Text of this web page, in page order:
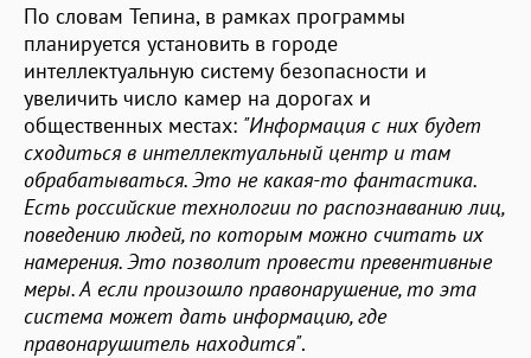
По словам Тепина, в рамках программы
планируется установить в городе
интеллектуальную систему безопасности и
увеличить число камер на дорогах и
общественных местах: "Информация с них будет
сходиться в интеллектуальный центр и там
обрабатываться. Это не какая-то фантастика.
Есть российские технологии по распознаванию лиц,
поведению людей, по которым можно считать их
намерения. Это позволит провести превентивные
меры. А если произошло правонарушение, то эта
система может дать информацию, где
правонарушитель находится".